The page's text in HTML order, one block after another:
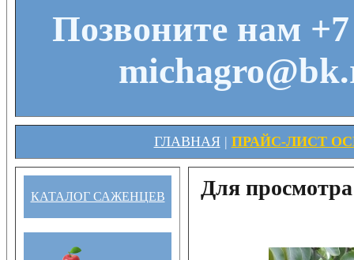
Позвоните нам
ГЛАВНАЯ| ПРАЙС-ЛИСТ
КАТАЛОГ САЖЕНЦЕВ Для